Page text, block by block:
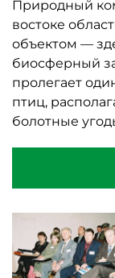
Природный
востоке
объектом —
биосферный
пролегает
птиц,
болотные